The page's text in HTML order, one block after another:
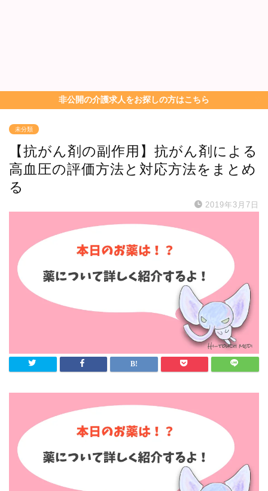
非公開の介護求人をお探しの方はこちら
未分類
【抗がん剤の副作用】抗がん剤による
高血圧の評価方法と対応方法をまとめ
る
2019年3月7日